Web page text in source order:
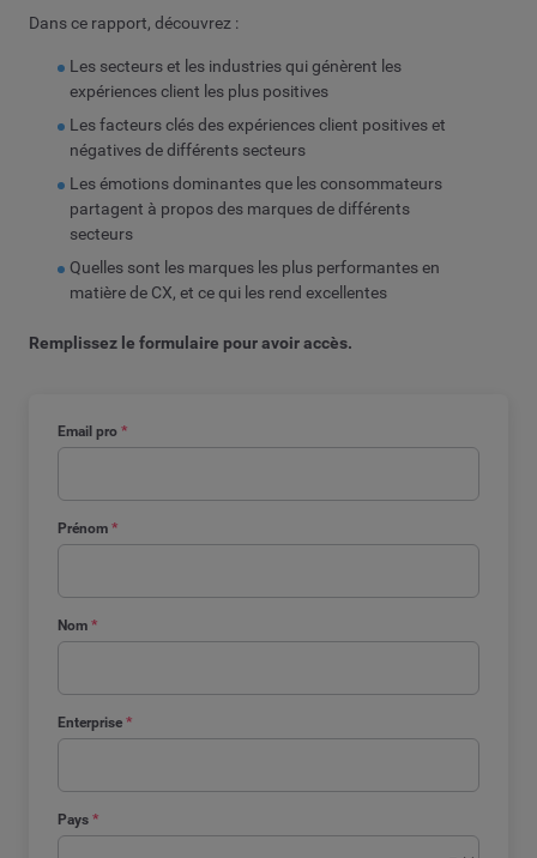
Email pro *
Prénom *
Nom *
Enterprise *
Pays *
Dans ce rapport, découvrez :
Les secteurs et les industries qui génèrent les
expériences client les plus positives
Les facteurs clés des expériences client positives et
négatives de différents secteurs
Les émotions dominantes que les consommateurs
partagent à propos des marques de différents
secteurs
Quelles sont les marques les plus performantes en
matière de CX, et ce qui les rend excellentes
Remplissez le formulaire pour avoir accès.